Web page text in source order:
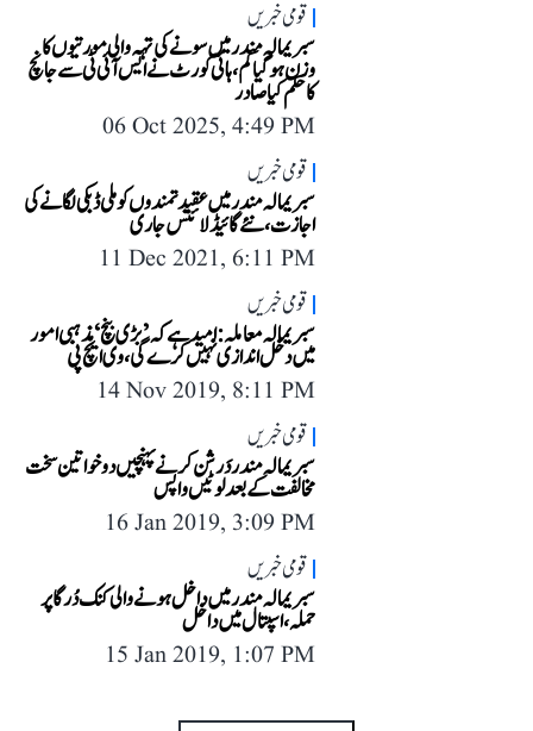
قومی خبریں
سبریمالہ مندر میں سونے کی تہہ والی مورتیوں کا
وزن ہو گیا کم، ہائی کورٹ نے ایس آئی ٹی سے جانچ
کا حکم کیا صادر
06 Oct 2025, 4:49 PM
قومی خبریں
سبریمالہ مندر میں عقیدتمندوں کو ملی ڈبکی لگانے کی
اجازت، نئے گائیڈلائنس جاری
11 Dec 2021, 6:11 PM
قومی خبریں
سبریمالہ معاملہ: امید ہے کہ ’بڑی بنچ‘ مذہبی امور
میں دخل اندازی نہیں کرے گی، وی ایچ پی
14 Nov 2019, 8:11 PM
قومی خبریں
سبریمالہ مندر دَرشن کرنے پہنچیں دو خواتین سخت
مخالفت کے بعد لوٹیں واپس
16 Jan 2019, 3:09 PM
قومی خبریں
سبریمالہ مندر میں داخل ہونے والی کنک دُرگا پر
حملہ، اسپتال میں داخل
15 Jan 2019, 1:07 PM